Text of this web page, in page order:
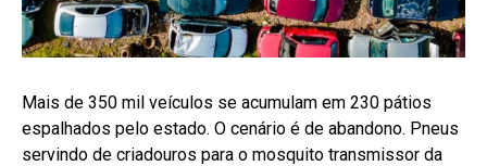
Mais de 350 mil veículos se acumulam em 230 pátios
espalhados pelo estado. O cenário é de abandono. Pneus
servindo de criadouros para o mosquito transmissor da